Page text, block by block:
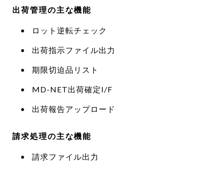
出荷管理の主な機能
ロット逆転チェック
出荷指示ファイル出力
期限切迫品リスト
MD-NET出荷確定I/F
出荷報告アップロード
請求処理の主な機能
請求ファイル出力